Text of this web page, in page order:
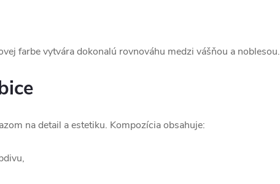
farbe vytvára dokonalú rovnováhu medzi vášňou a noblesou.
na detail a estetiku. Kompozícia obsahuje: